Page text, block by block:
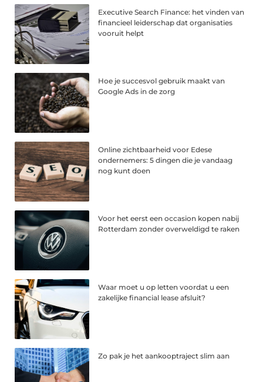
Executive Search Finance: het vinden van
financieel leiderschap dat organisaties
vooruit helpt
Hoe je succesvol gebruik maakt van
Google Ads in de zorg
Online zichtbaarheid voor Edese
ondernemers: 5 dingen die je vandaag
nog kunt doen
Voor het eerst een occasion kopen nabij
Rotterdam zonder overweldigd te raken
Waar moet u op letten voordat u een
zakelijke financial lease afsluit?
Zo pak je het aankooptraject slim aan